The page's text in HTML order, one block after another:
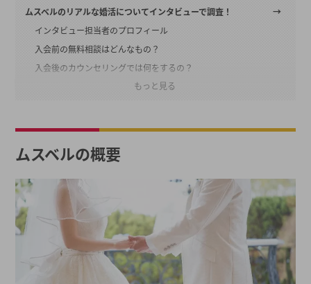
ムスベルのリアルな婚活についてインタビューで調査！
インタビュー担当者のプロフィール
入会前の無料相談はどんなもの？
入会後のカウンセリングでは何をするの？
入会後の会員から多い相談にはどんなものがある？
ムスベルの入会前に気になるポイントを聞いてみた！
入会前によくある質問と回答
ムスベルはどんな人におすすめ？
2026年春の最新キャンペーン
都道府県から結婚相談所を探す
もっと見る
ムスベルの概要